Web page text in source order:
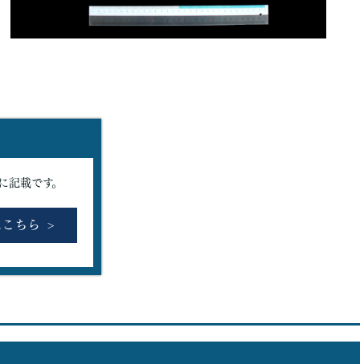
記載です。
ちら